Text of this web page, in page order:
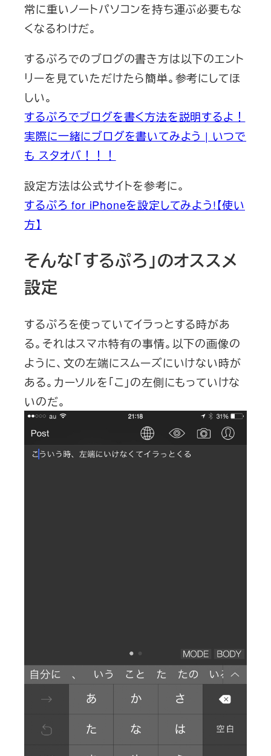
常に重いノートパソコンを持ち運ぶ必要もな
くなるわけだ。
するぷろでのブログの書き方は以下のエント
リーを見ていただけたら簡単。参考にしてほ
しい。
するぷろでブログを書く方法を説明するよ！
実際に一緒にブログを書いてみよう | いつで
も スタオバ！！！
設定方法は公式サイトを参考に。
するぷろ for iPhoneを設定してみよう!【使い
方】
そんな「するぷろ」のオススメ
設定
するぷろを使っていてイラっとする時があ
る。それはスマホ特有の事情。以下の画像の
ように、文の左端にスムーズにいけない時が
ある。カーソルを「こ」の左側にもっていけな
いのだ。